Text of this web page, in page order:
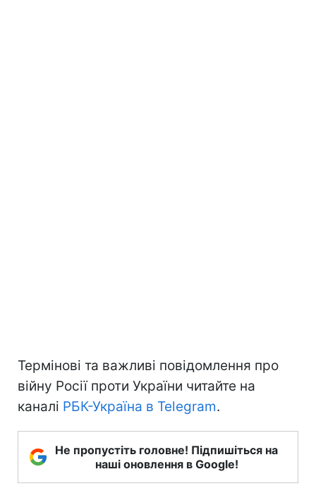
Термінові та важливі повідомлення про
війну Росії проти України читайте на
каналі РБК-Україна в Telegram.
Не пропустіть головне! Підпишіться на
наші оновлення в Google!